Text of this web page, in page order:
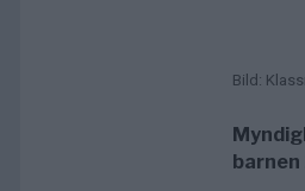
Bild: